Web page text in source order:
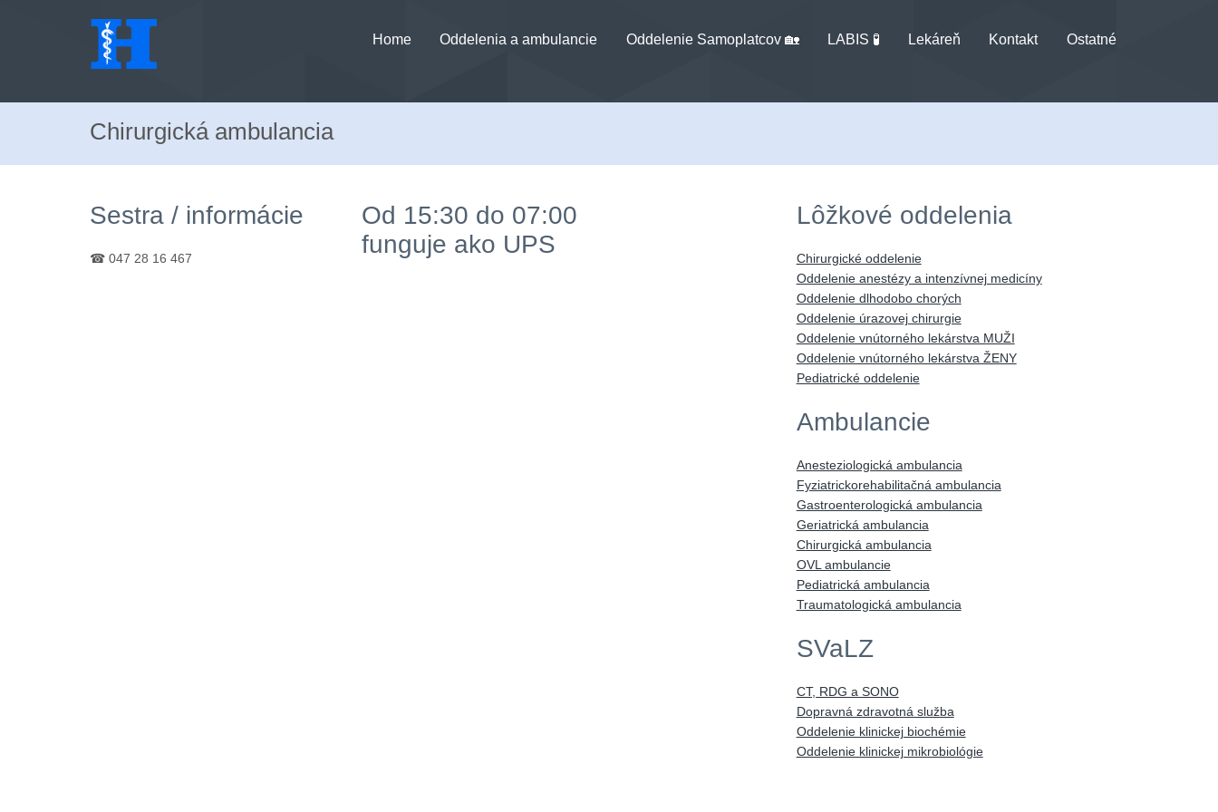
Home Oddelenia a ambulancie Oddelenie Samoplatcov 🏡 LABIS 🧪 Lekáreň Kontakt Ostatné
Chirurgická ambulancia
Sestra / informácie
☎ 047 28 16 467
Od 15:30 do 07:00
funguje ako UPS
Lôžkové oddelenia
Chirurgické oddelenie
Oddelenie anestézy a intenzívnej medicíny
Oddelenie dlhodobo chorých
Oddelenie úrazovej chirurgie
Oddelenie vnútorného lekárstva MUŽI
Oddelenie vnútorného lekárstva ŽENY
Pediatrické oddelenie
Ambulancie
Anesteziologická ambulancia
Fyziatrickorehabilitačná ambulancia
Gastroenterologická ambulancia
Geriatrická ambulancia
Chirurgická ambulancia
OVL ambulancie
Pediatrická ambulancia
Traumatologická ambulancia
SVaLZ
CT, RDG a SONO
Dopravná zdravotná služba
Oddelenie klinickej biochémie
Oddelenie klinickej mikrobiológie